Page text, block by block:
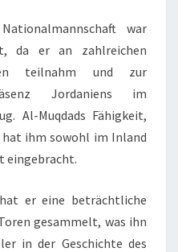
war
da er an zahlreichen
teilnahm und zur
Jordaniens im
Al-Muqdads Fähigkeit,
ihm sowohl im Inland
eingebracht.
er eine beträchtliche
gesammelt, was ihn
in der Geschichte des